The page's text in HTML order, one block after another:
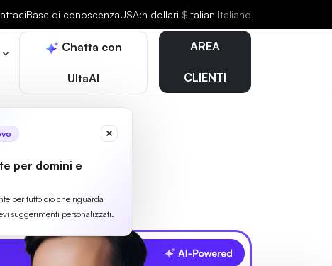
Base di conoscenzaUSA:n dollari $Italian Italiano
Chatta con
UltaAI
per domini e
per tutto ciò che riguarda
suggerimenti personalizzati.
AREA
CLIENTI